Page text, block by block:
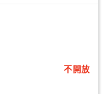
不開放